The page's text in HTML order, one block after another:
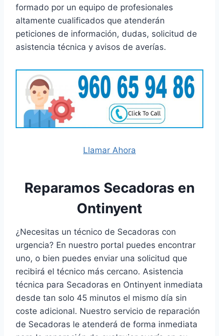
formado por un equipo de profesionales
altamente cualificados que atenderán
peticiones de información, dudas, solicitud de
asistencia técnica y avisos de averías.
Llamar Ahora
Reparamos Secadoras en
Ontinyent
¿Necesitas un técnico de Secadoras con
urgencia? En nuestro portal puedes encontrar
uno, o bien puedes enviar una solicitud que
recibirá el técnico más cercano. Asistencia
técnica para Secadoras en Ontinyent inmediata
desde tan solo 45 minutos el mismo día sin
coste adicional. Nuestro servicio de reparación
de Secadoras le atenderá de forma inmediata